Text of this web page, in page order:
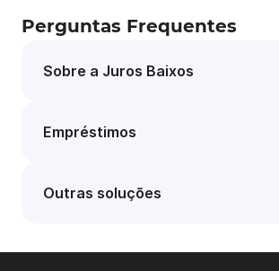
Perguntas Frequentes
Sobre a Juros Baixos
Empréstimos
Outras soluções